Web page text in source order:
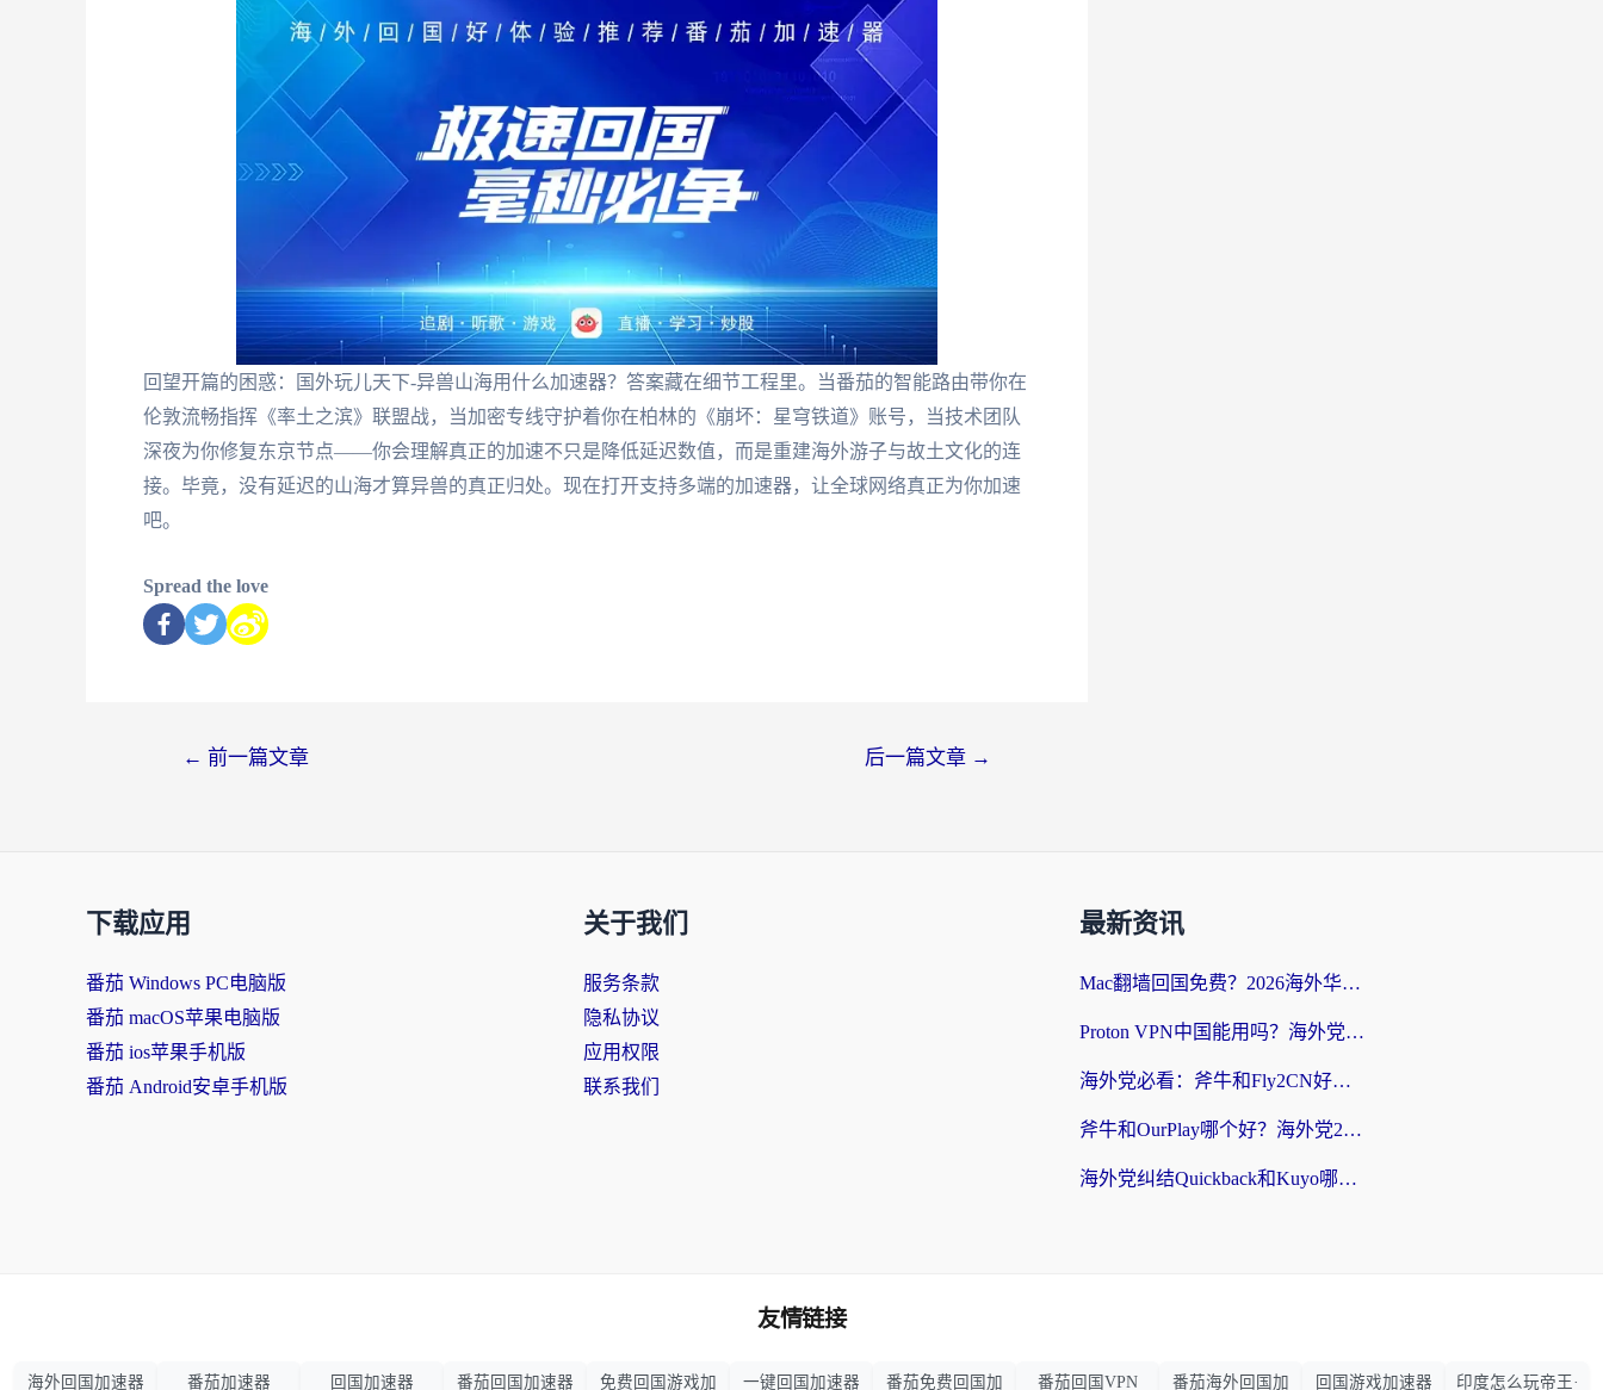
回望开篇的困惑：国外玩儿天下-异兽山海用什么加速器？答案藏在细节工程里。当番茄的智能路由带你在
伦敦流畅指挥《率土之滨》联盟战，当加密专线守护着你在柏林的《崩坏：星穹铁道》账号，当技术团队
深夜为你修复东京节点——你会理解真正的加速不只是降低延迟数值，而是重建海外游子与故土文化的连
接。毕竟，没有延迟的山海才算异兽的真正归处。现在打开支持多端的加速器，让全球网络真正为你加速
吧。
Spread the love
← 前一篇文章 后一篇文章 →
下载应用
番茄 Windows PC电脑版
番茄 macOS苹果电脑版
番茄 ios苹果手机版
番茄 Android安卓手机版
关于我们
服务条款
隐私协议
应用权限
联系我们
最新资讯
Mac翻墙回国免费？2026海外华人亲测：从CCTV5直播到国内APP，这样选加速器才靠谱
Proton VPN中国能用吗？海外党选回国加速器的避坑指南（附番茄加速器实测）
海外党必看：斧牛和Fly2CN好用吗？3招教你选对回国加速器（附免费试用攻略）
斧牛和OurPlay哪个好？海外党2026亲测：选对加速器，国内资源秒加载
海外党纠结Quickback和Kuyo哪个好？选对回国加速器才能无缝刷国内资源
友情链接
海外回国加速器 番茄加速器 回国加速器 番茄回国加速器 免费回国游戏加 一键回国加速器 番茄免费回国加 番茄回国VPN 番茄海外回国加 回国游戏加速器 印度怎么玩帝王·